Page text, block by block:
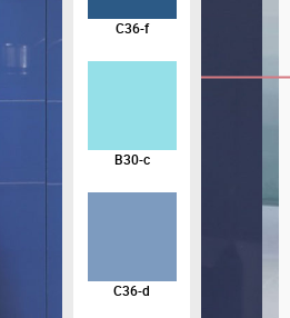
C36-f
B30-c
C36-d